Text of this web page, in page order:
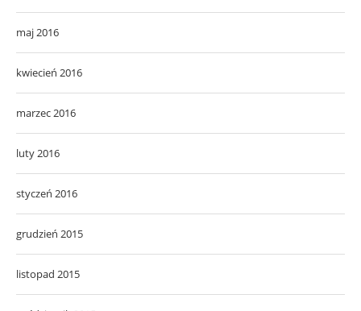
maj 2016
kwiecień 2016
marzec 2016
luty 2016
styczeń 2016
grudzień 2015
listopad 2015